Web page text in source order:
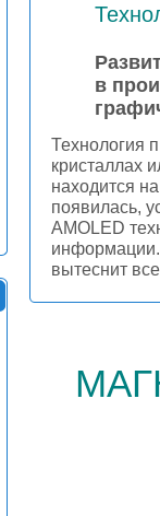
в
Технология
кристаллах
находится
появилась,
AMOLED
вытеснит